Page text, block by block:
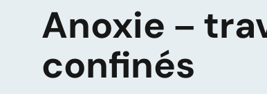
Anoxie –
confinés